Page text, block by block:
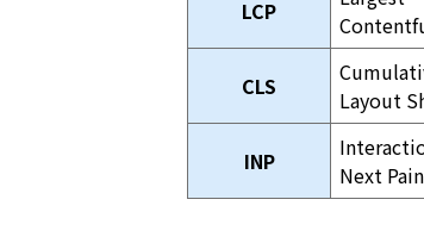
LCP
CLS
Layout
INP
Next